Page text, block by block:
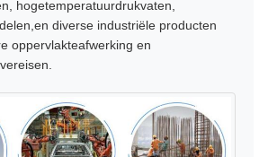
hogetemperatuurdrukvaten,
diverse industriële producten
oppervlakteafwerking en